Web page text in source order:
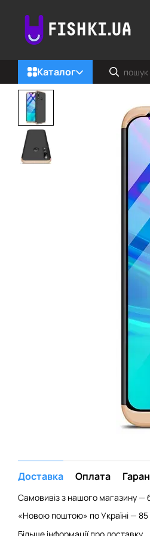
Каталог
Доставка Оплата
Самовивіз з нашого магазину —
«Новою поштою» по Україні — 85